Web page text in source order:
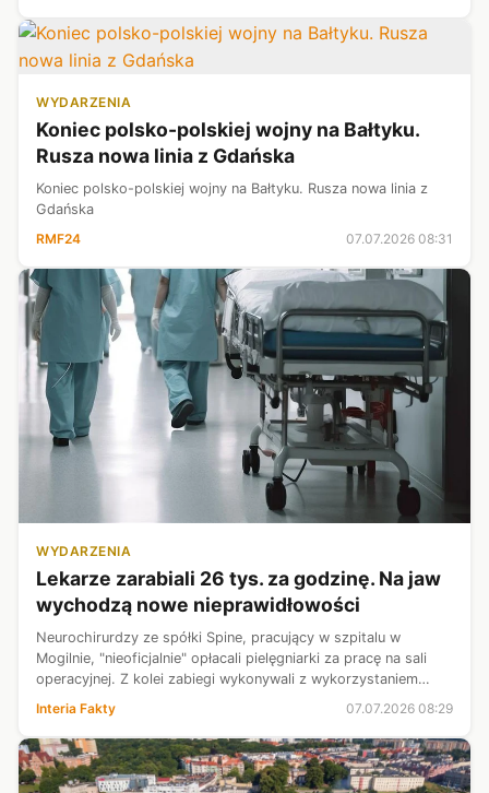
WYDARZENIA
Koniec polsko-polskiej wojny na Bałtyku.
Rusza nowa linia z Gdańska
Koniec polsko-polskiej wojny na Bałtyku. Rusza nowa linia z
Gdańska
RMF24
07.07.2026 08:31
WYDARZENIA
Lekarze zarabiali 26 tys. za godzinę. Na jaw
wychodzą nowe nieprawidłowości
Neurochirurdzy ze spółki Spine, pracujący w szpitalu w
Mogilnie, "nieoficjalnie" opłacali pielęgniarki za pracę na sali
operacyjnej. Z kolei zabiegi wykonywali z wykorzystaniem
wynika z ustaleń Wir...
Interia Fakty 07.07.2026 08:29